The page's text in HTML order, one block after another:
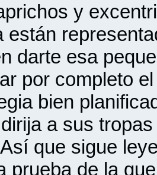
y
están
darte esa
por completo
bien
a sus
que sigue
prueba de la